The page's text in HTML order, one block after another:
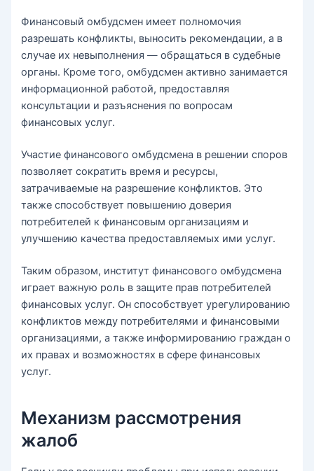
Финансовый омбудсмен имеет полномочия
разрешать конфликты, выносить рекомендации, а в
случае их невыполнения — обращаться в судебные
органы. Кроме того, омбудсмен активно занимается
информационной работой, предоставляя
консультации и разъяснения по вопросам
финансовых услуг.
Участие финансового омбудсмена в решении споров
позволяет сократить время и ресурсы,
затрачиваемые на разрешение конфликтов. Это
также способствует повышению доверия
потребителей к финансовым организациям и
улучшению качества предоставляемых ими услуг.
Таким образом, институт финансового омбудсмена
играет важную роль в защите прав потребителей
финансовых услуг. Он способствует урегулированию
конфликтов между потребителями и финансовыми
организациями, а также информированию граждан о
их правах и возможностях в сфере финансовых
услуг.
Механизм рассмотрения
жалоб